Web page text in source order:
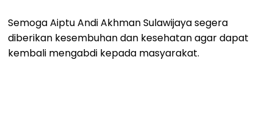
Semoga Aiptu Andi Akhman Sulawijaya segera
diberikan kesembuhan dan kesehatan agar dapat
kembali mengabdi kepada masyarakat.